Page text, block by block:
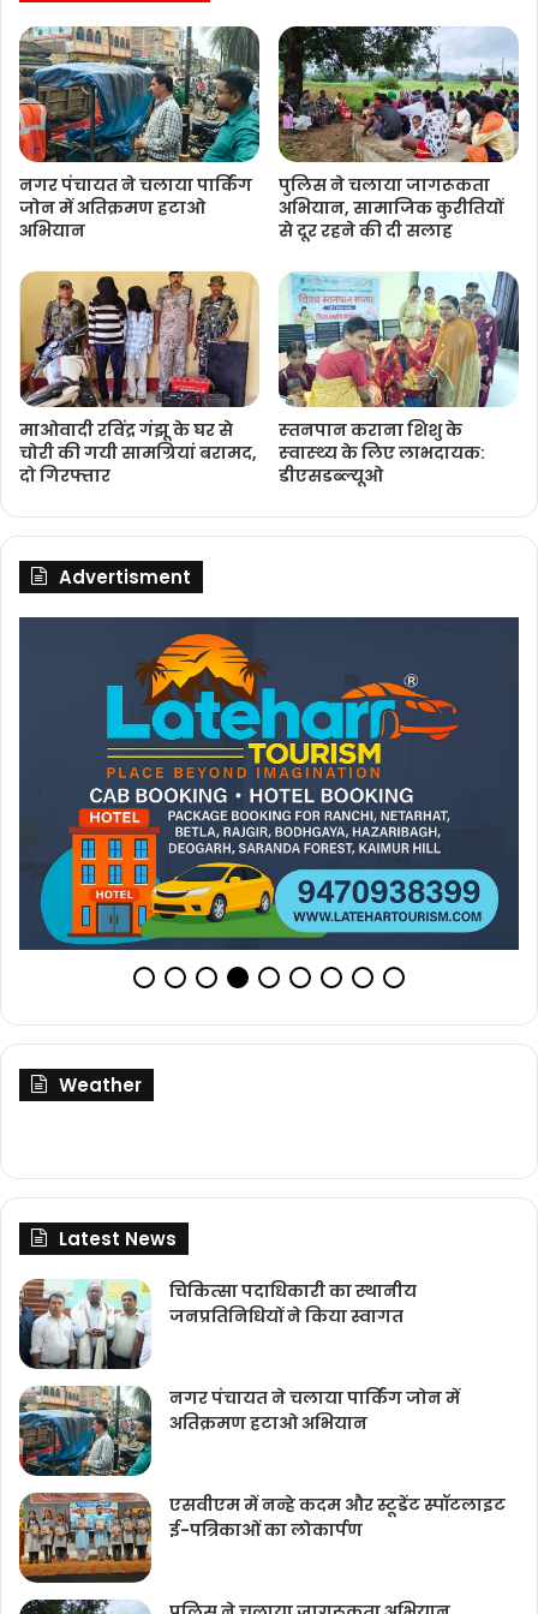
नगर पंचायत ने चलाया पार्किंग
जोन में अतिक्रमण हटाओ
अभियान
पुलिस ने चलाया जागरूकता
अभियान, सामाजिक कुरीतियों
से दूर रहने की दी सलाह
माओवादी रविंद्र गंझू के घर से
चोरी की गयी सामग्रियां बरामद,
दो गिरफ्तार
स्‍तनपान कराना शिशु के
स्‍वास्‍थ्‍य के लिए लाभदायक:
डीएसडब्‍ल्‍यूओ
Advertisment
Weather
Latest News
चिकित्‍सा पदाधिकारी का स्थानीय
जनप्रतिनिधियों ने किया स्वागत
नगर पंचायत ने चलाया पार्किंग जोन में
अतिक्रमण हटाओ अभियान
एसवीएम में नन्हे कदम और स्टूडेंट स्पॉटलाइट
ई-पत्रिकाओं का लोकार्पण